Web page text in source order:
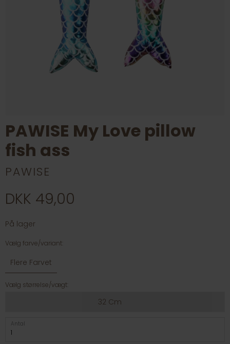
PAWISE My Love pillow
fish ass
PAWISE
DKK 49,00
På lager
Vælg farve/variant:
Flere Farvet
Vælg størrelse/vægt:
32 Cm
Antal